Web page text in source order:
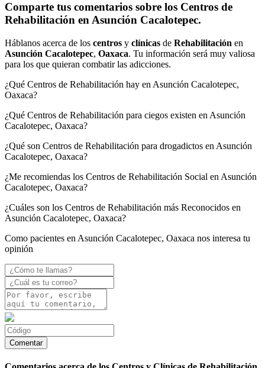
Comparte tus comentarios sobre los Centros de
Rehabilitación en Asunción Cacalotepec.
Háblanos acerca de los centros y clínicas de Rehabilitación en
Asunción Cacalotepec, Oaxaca. Tu información será muy valiosa
para los que quieran combatir las adicciones.
¿Qué Centros de Rehabilitación hay en Asunción Cacalotepec,
Oaxaca?
¿Qué Centros de Rehabilitación para ciegos existen en Asunción
Cacalotepec, Oaxaca?
¿Qué son Centros de Rehabilitación para drogadictos en Asunción
Cacalotepec, Oaxaca?
¿Me recomiendas los Centros de Rehabilitación Social en Asunción
Cacalotepec, Oaxaca?
¿Cuáles son los Centros de Rehabilitación más Reconocidos en
Asunción Cacalotepec, Oaxaca?
Como pacientes en Asunción Cacalotepec, Oaxaca nos interesa tu
opinión